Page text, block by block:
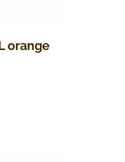
orange